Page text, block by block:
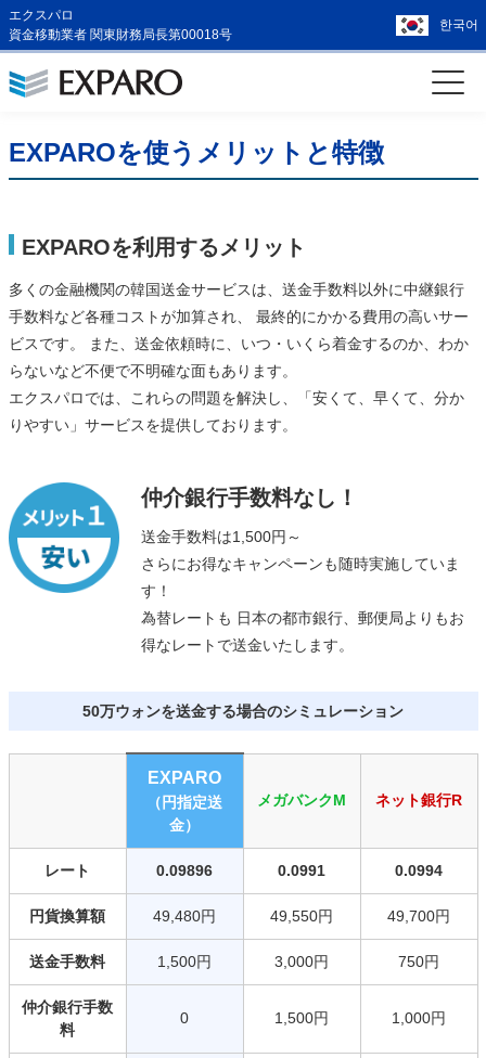
エクスパロ
資金移動業者 関東財務局長第00018号
한국어
EXPAROを使うメリットと特徴
EXPAROを利用するメリット
多くの金融機関の韓国送金サービスは、送金手数料以外に中継銀行
手数料など各種コストが加算され、 最終的にかかる費用の高いサー
ビスです。 また、送金依頼時に、いつ・いくら着金するのか、わか
らないなど不便で不明確な面もあります。
エクスパロでは、これらの問題を解決し、「安くて、早くて、分か
りやすい」サービスを提供しております。
仲介銀行手数料なし！
送金手数料は1,500円～
さらにお得なキャンペーンも随時実施していま
す！
為替レートも 日本の都市銀行、郵便局よりもお
得なレートで送金いたします。
50万ウォンを送金する場合のシミュレーション
EXPARO
（円指定送
金）
メガバンクM ネット銀行R
レート 0.09896 0.0991 0.0994
円貨換算額 49,480円 49,550円 49,700円
送金手数料 1,500円 3,000円 750円
仲介銀行手数
料
0 1,500円 1,000円